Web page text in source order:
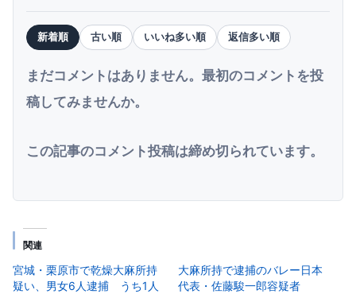
新着順 古い順 いいね多い順 返信多い順
まだコメントはありません。最初のコメントを投
稿してみませんか。
この記事のコメント投稿は締め切られています。
関連
宮城・栗原市で乾燥大麻所持
疑い、男女6人逮捕 うち1人
大麻所持で逮捕のバレー日本
代表・佐藤駿一郎容疑者